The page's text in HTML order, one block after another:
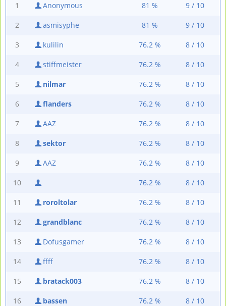
1
Anonymous 81 % 9 / 10
2 asmisyphe 81 % 9 / 10
3 kulilin 76.2 % 8 / 10
4 stiffmeister 76.2 % 8 / 10
5 nilmar 76.2 % 8 / 10
6 flanders 76.2 % 8 / 10
7 AAZ 76.2 % 8 / 10
8 sektor 76.2 % 8 / 10
9 AAZ 76.2 % 8 / 10
10 76.2 % 8 / 10
11 roroltolar 76.2 % 8 / 10
12 grandblanc 76.2 % 8 / 10
13 Dofusgamer 76.2 % 8 / 10
14 ffff 76.2 % 8 / 10
15 bratack003 76.2 % 8 / 10
16 bassen 76.2 % 8 / 10